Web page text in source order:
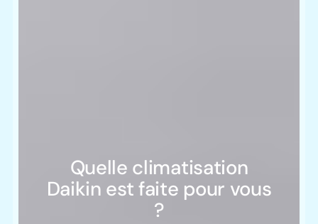
Quelle climatisation
Daikin est faite pour vous
?